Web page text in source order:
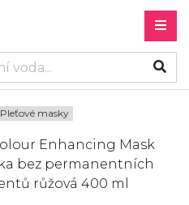
Pleťové masky